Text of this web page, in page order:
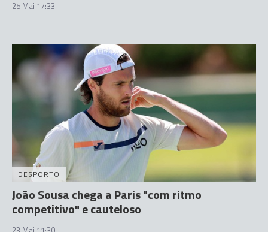
25 Mai 17:33
DESPORTO
João Sousa chega a Paris "com ritmo
competitivo" e cauteloso